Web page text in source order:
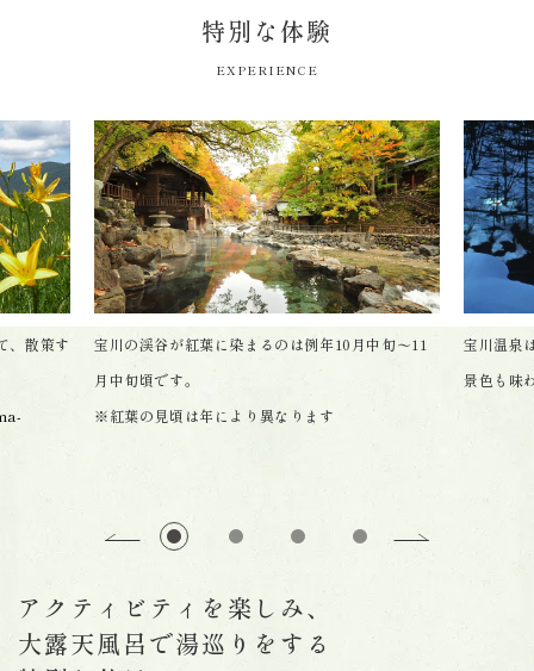
特別な体験
EXPERIENCE
、散策す
宝川の渓谷が紅葉に染まるのは例年10月中旬〜11
月中旬頃です。
※紅葉の見頃は年により異なります
宝川温泉
景色も味
アクティビティを楽しみ、
大露天風呂で湯巡りをする